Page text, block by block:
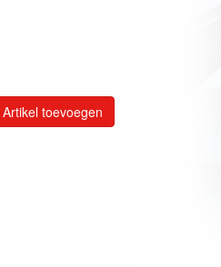
Artikel toevoegen